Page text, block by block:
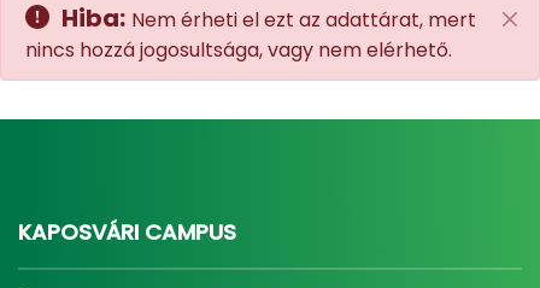
Hiba: Nem érheti el ezt az adattárat, mert
nincs hozzá jogosultsága, vagy nem elérhető.
KAPOSVÁRI CAMPUS